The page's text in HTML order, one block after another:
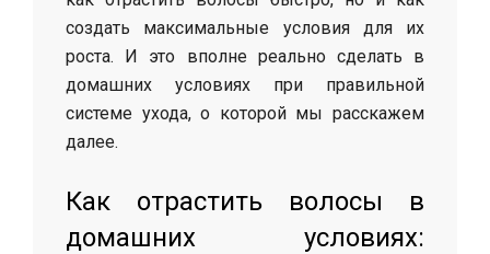
создать максимальные условия для их
роста. И это вполне реально сделать в
домашних условиях при правильной
системе ухода, о которой мы расскажем
далее.
Как отрастить волосы в
домашних условиях: